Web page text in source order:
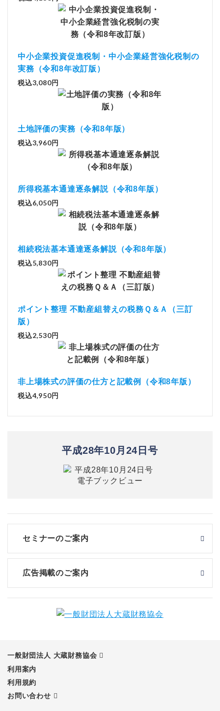
中小企業投資促進税制・中小企業経営強化税制の
実務（令和8年改訂版）
税込3,080円
土地評価の実務（令和8年版）
税込3,960円
所得税基本通達逐条解説（令和8年版）
税込6,050円
相続税法基本通達逐条解説（令和8年版）
税込5,830円
ポイント整理 不動産組替えの税務Ｑ＆Ａ（三訂
版）
税込2,530円
非上場株式の評価の仕方と記載例（令和8年版）
税込4,950円
平成28年10月24日号
セミナーのご案内
広告掲載のご案内
一般財団法人 大蔵財務協会
利用案内
利用規約
お問い合わせ